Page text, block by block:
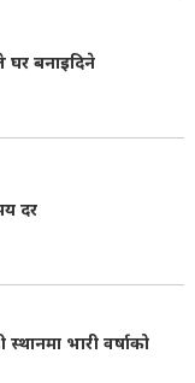
घर बनाइदिने
दर
भारी वर्षाको